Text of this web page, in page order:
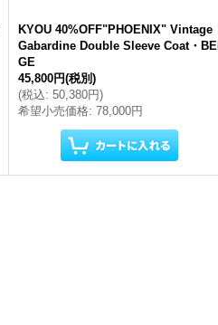
KYOU 40%OFF"PHOENIX" Vintage
Gabardine Double Sleeve Coat・BEI
GE
45,800円(税別)
(税込: 50,380円)
希望小売価格: 78,000円